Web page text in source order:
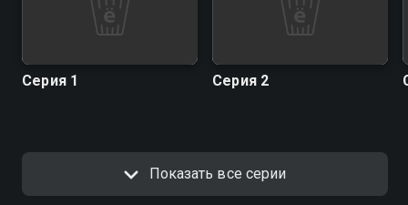
Серия 1 Серия 2
Показать все серии